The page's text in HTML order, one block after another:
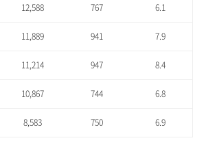
12,588 767 6.1
11,889 941 7.9
11,214 947 8.4
10,867 744 6.8
8,583 750 6.9